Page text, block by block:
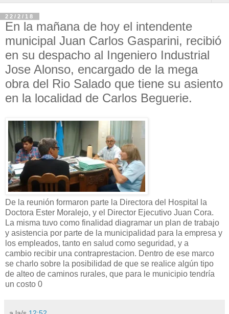
22/2/18
En la mañana de hoy el intendente
municipal Juan Carlos Gasparini, recibió
en su despacho al Ingeniero Industrial
Jose Alonso, encargado de la mega
obra del Rio Salado que tiene su asiento
en la localidad de Carlos Beguerie.
De la reunión formaron parte la Directora del Hospital la
Doctora Ester Moralejo, y el Director Ejecutivo Juan Cora.
La misma tuvo como finalidad diagramar un plan de trabajo
y asistencia por parte de la municipalidad para la empresa y
los empleados, tanto en salud como seguridad, y a
cambio recibir una contraprestacion. Dentro de ese marco
se charlo sobre la posibilidad de que se realice algún tipo
de alteo de caminos rurales, que para le municipio tendría
un costo 0